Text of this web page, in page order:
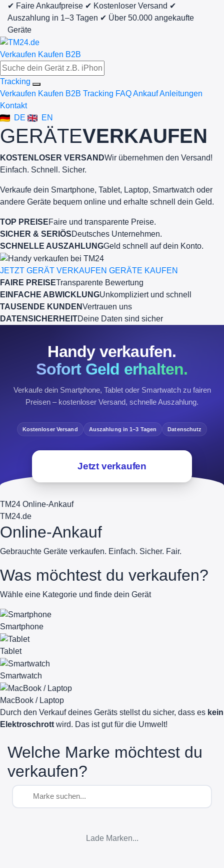
✔ Faire Ankaufpreise ✔ Kostenloser Versand ✔
Auszahlung in 1–3 Tagen ✔ Über 50.000 angekaufte
Geräte
Verkaufen Kaufen B2B
Tracking
Verkaufen Kaufen B2B Tracking FAQ AnkaufAnleitungen
Kontakt
DE
EN
GERÄTEVERKAUFEN
KOSTENLOSER VERSANDWir übernehmen den Versand!
Einfach. Schnell. Sicher.
Verkaufe dein Smartphone, Tablet, Laptop, Smartwatch oder
andere Geräte bequem online und erhalte schnell dein Geld.
TOP PREISEFaire und transparente Preise.
SICHER & SERIÖSDeutsches Unternehmen.
SCHNELLE AUSZAHLUNGGeld schnell auf dein Konto.
JETZT GERÄT VERKAUFEN GERÄTE KAUFEN
FAIRE PREISETransparente Bewertung
EINFACHE ABWICKLUNGUnkompliziert und schnell
TAUSENDE KUNDENVertrauen uns
DATENSICHERHEITDeine Daten sind sicher
Handy verkaufen.
Sofort Geld erhalten.
Verkaufe dein Smartphone, Tablet oder Smartwatch zu fairen
Preisen – kostenloser Versand, schnelle Auszahlung.
Kostenloser Versand Auszahlung in 1–3 Tagen Datenschutz
Jetzt verkaufen
TM24 Online-Ankauf
TM24.de
Online-Ankauf
Gebrauchte Geräte verkaufen. Einfach. Sicher. Fair.
Was möchtest du verkaufen?
Wähle eine Kategorie und finde dein Gerät
Smartphone
Tablet
Smartwatch
MacBook / Laptop
Durch den Verkauf deines Geräts stellst du sicher, dass es kein
Elektroschrott wird. Das ist gut für die Umwelt!
Welche Marke möchtest du
verkaufen?
Lade Marken...